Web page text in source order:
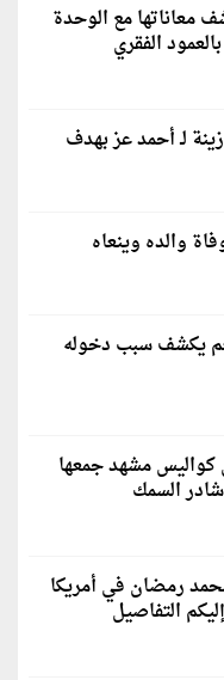
معاناتها مع الوحدة
الفقري
لـ أحمد عز بهدف
والده وينعاه
يكشف سبب دخوله
كواليس مشهد جمعها
السمك
رمضان في أمريكا
التفاصيل